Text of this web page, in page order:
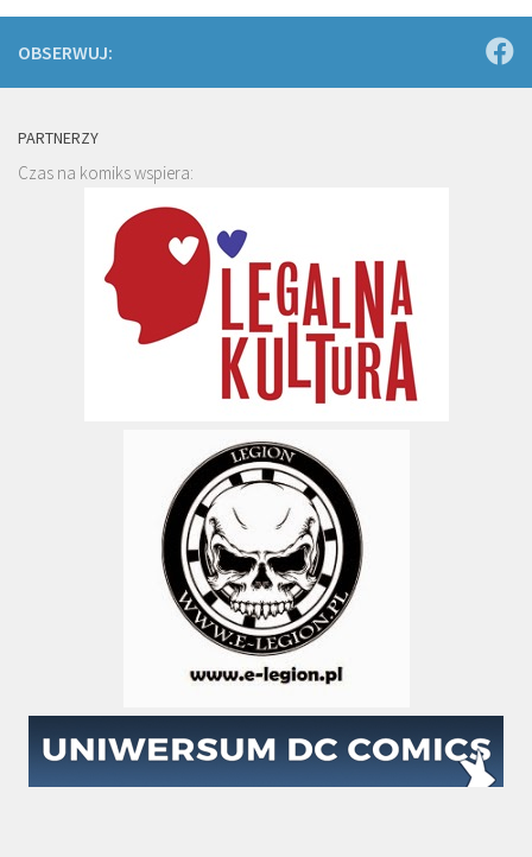
OBSERWUJ:
PARTNERZY
Czas na komiks wspiera: